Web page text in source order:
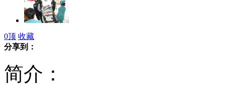
京津塘高速追尾:12名德籍伤员转院
0顶 收藏
分享到：
简介：